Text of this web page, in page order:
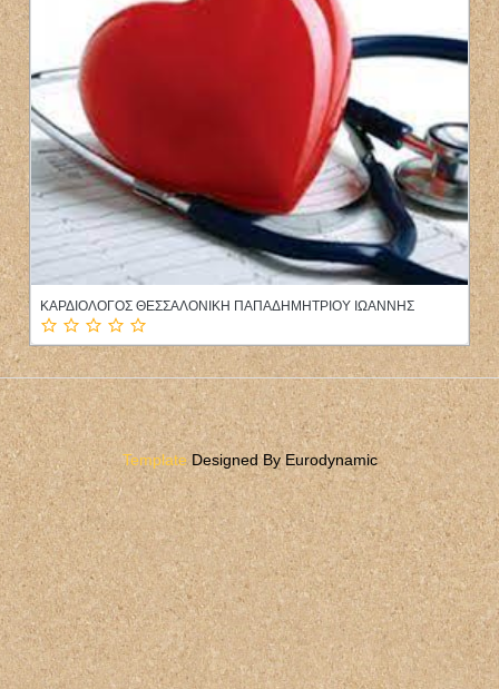
ΚΑΡΔΙΟΛΟΓΟΣ ΘΕΣΣΑΛΟΝΙΚΗ ΠΑΠΑΔΗΜΗΤΡΙΟΥ ΙΩΑΝΝΗΣ
Template Designed By Eurodynamic